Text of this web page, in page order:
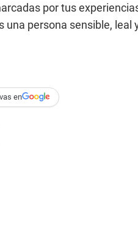
por tus
persona sensible, leal
en